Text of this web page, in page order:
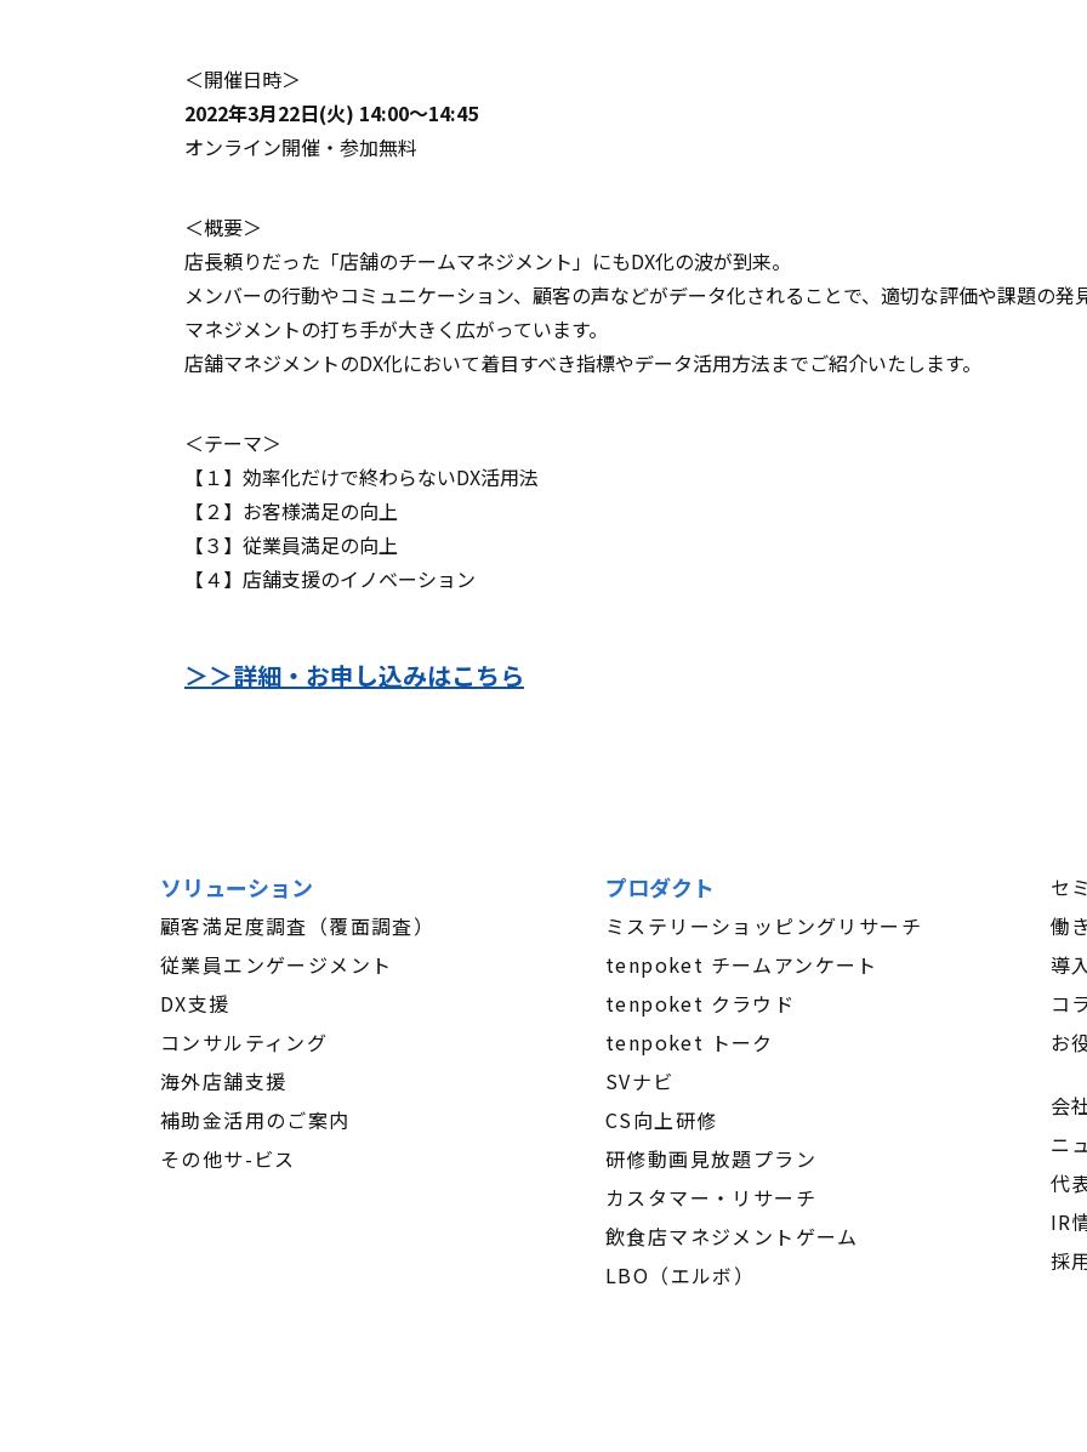
＜開催日時＞
2022年3月22日(火) 14:00～14:45
オンライン開催・参加無料
＜概要＞
店長頼りだった「店舗のチームマネジメント」にもDX化の波が到来。
メンバーの行動やコミュニケーション、顧客の声などがデータ化されることで、適切な評価や課題の
マネジメントの打ち手が大きく広がっています。
店舗マネジメントのDX化において着目すべき指標やデータ活用方法までご紹介いたします。
＜テーマ＞
【１】効率化だけで終わらないDX活用法
【２】お客様満足の向上
【３】従業員満足の向上
【４】店舗支援のイノベーション
＞＞詳細・お申し込みはこちら
ソリューション
顧客満足度調査（覆面調査）
従業員エンゲージメント
DX支援
コンサルティング
海外店舗支援
補助金活用のご案内
その他サ-ビス
プロダクト
ミステリーショッピングリサーチ
tenpoket チームアンケート
tenpoket クラウド
tenpoket トーク
SVナビ
CS向上研修
研修動画見放題プラン
カスタマー・リサーチ
飲食店マネジメントゲーム
LBO（エルボ）
セ
働
導
コ
お
会
ニ
代
IR
採